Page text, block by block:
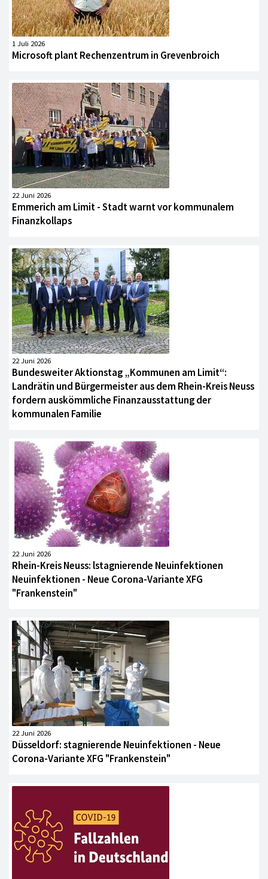
1 Juli 2026
Microsoft plant Rechenzentrum in Grevenbroich
22 Juni 2026
Emmerich am Limit - Stadt warnt vor kommunalem
Finanzkollaps
22 Juni 2026
Bundesweiter Aktionstag „Kommunen am Limit“:
Landrätin und Bürgermeister aus dem Rhein-Kreis Neuss
fordern auskömmliche Finanzausstattung der
kommunalen Familie
22 Juni 2026
Rhein-Kreis Neuss: lstagnierende Neuinfektionen
Neuinfektionen - Neue Corona-Variante XFG
"Frankenstein"
22 Juni 2026
Düsseldorf: stagnierende Neuinfektionen - Neue
Corona-Variante XFG "Frankenstein"